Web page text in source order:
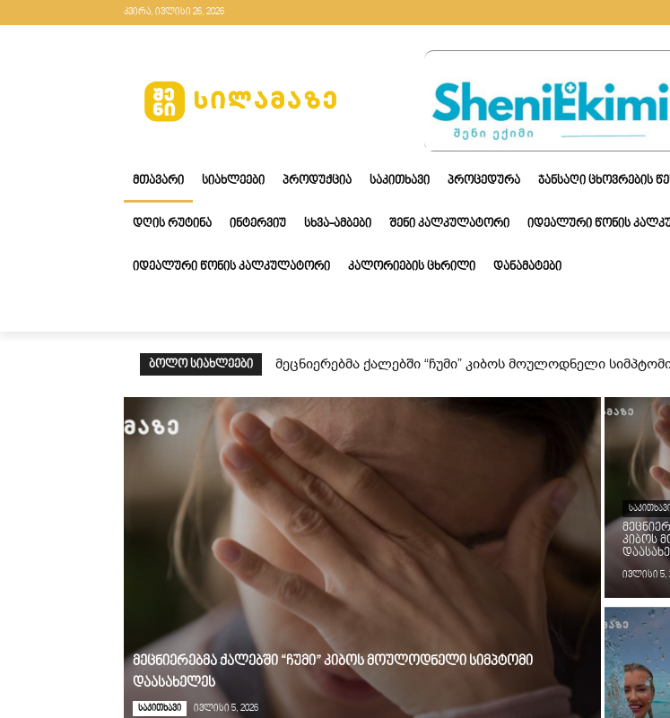
კვირა, ივლისი 26, 2026
ᲛᲗᲐᲕᲐᲠᲘ ᲡᲘᲐᲮᲚᲔᲔᲑᲘ ᲞᲠᲝᲓᲣᲥᲪᲘᲐ ᲡᲐᲙᲘᲗᲮᲐᲕᲘ ᲞᲠᲝᲪᲔᲓᲣᲠᲐ ᲯᲐᲜᲡᲐᲦᲘ ᲪᲮᲝᲕᲠᲔᲑᲘᲡ
ᲓᲦᲘᲡ ᲠᲣᲢᲘᲜᲐ ᲘᲜᲢᲔᲠᲕᲘᲣ ᲡᲮᲕᲐ-ᲐᲛᲑᲔᲑᲘ ᲨᲔᲜᲘ ᲙᲐᲚᲙᲣᲚᲐᲢᲝᲠᲘ ᲘᲓᲔᲐᲚᲣᲠᲘ ᲬᲝᲜᲘᲡ
ᲘᲓᲔᲐᲚᲣᲠᲘ ᲬᲝᲜᲘᲡ ᲙᲐᲚᲙᲣᲚᲐᲢᲝᲠᲘ ᲙᲐᲚᲝᲠᲘᲔᲑᲘᲡ ᲪᲮᲠᲘᲚᲘ ᲓᲐᲜᲐᲛᲐᲢᲔᲑᲘ
ᲑᲝᲚᲝ ᲡᲘᲐᲮᲚᲔᲔᲑᲘ მეცნიერებმა ქალებში “ჩუმი” კიბოს მოულოდნელი
მეცნიერებმა ქალებში “ჩუმი” კიბოს მოულოდნელი სიმპტომი
დაასახელეს
საკითხავი ივლისი 5, 2026
კიბოს
ივლისი 5,